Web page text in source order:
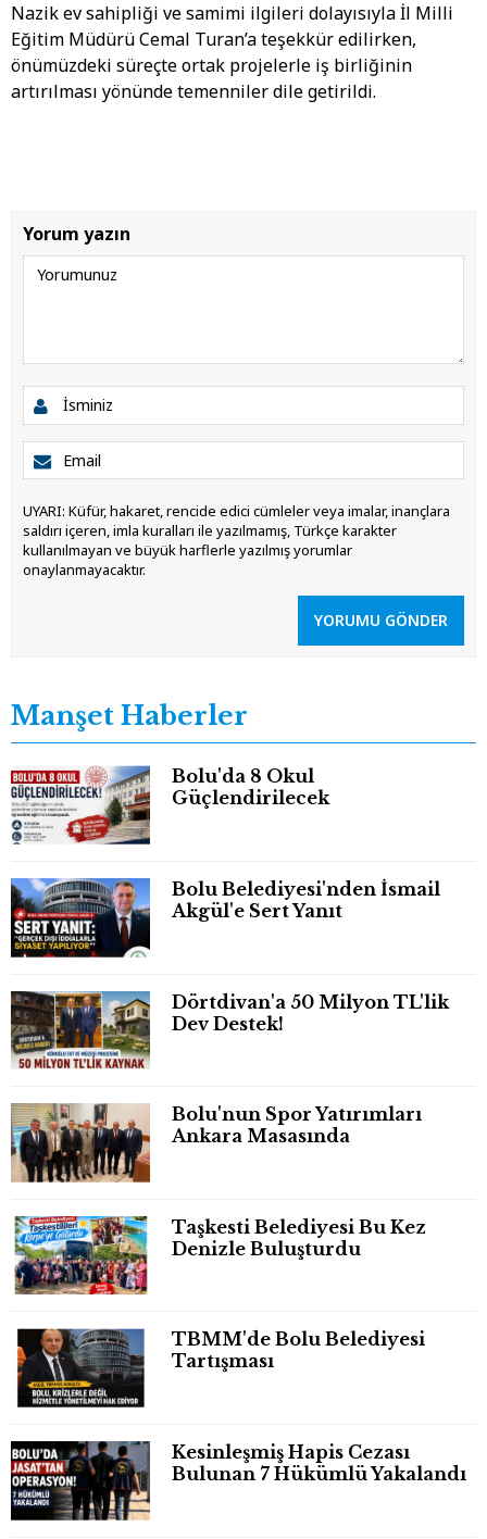
Nazik ev sahipliği ve samimi ilgileri dolayısıyla İl Milli
Eğitim Müdürü Cemal Turan’a teşekkür edilirken,
önümüzdeki süreçte ortak projelerle iş birliğinin
artırılması yönünde temenniler dile getirildi.
Yorum yazın
UYARI: Küfür, hakaret, rencide edici cümleler veya imalar, inançlara
saldırı içeren, imla kuralları ile yazılmamış, Türkçe karakter
kullanılmayan ve büyük harflerle yazılmış yorumlar
onaylanmayacaktır.
YORUMU GÖNDER
Manşet Haberler
Bolu'da 8 Okul
Güçlendirilecek
Bolu Belediyesi'nden İsmail
Akgül'e Sert Yanıt
Dörtdivan'a 50 Milyon TL'lik
Dev Destek!
Bolu'nun Spor Yatırımları
Ankara Masasında
Taşkesti Belediyesi Bu Kez
Denizle Buluşturdu
TBMM'de Bolu Belediyesi
Tartışması
Kesinleşmiş Hapis Cezası
Bulunan 7 Hükümlü Yakalandı